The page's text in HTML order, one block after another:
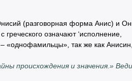
(разговорная форма Анис) и
означают ‘исполнение,
«однофамильцы», так же как
происхождения и значения.»